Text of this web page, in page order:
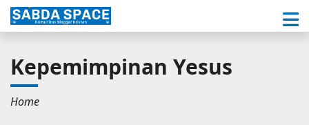
Kepemimpinan Yesus
Home